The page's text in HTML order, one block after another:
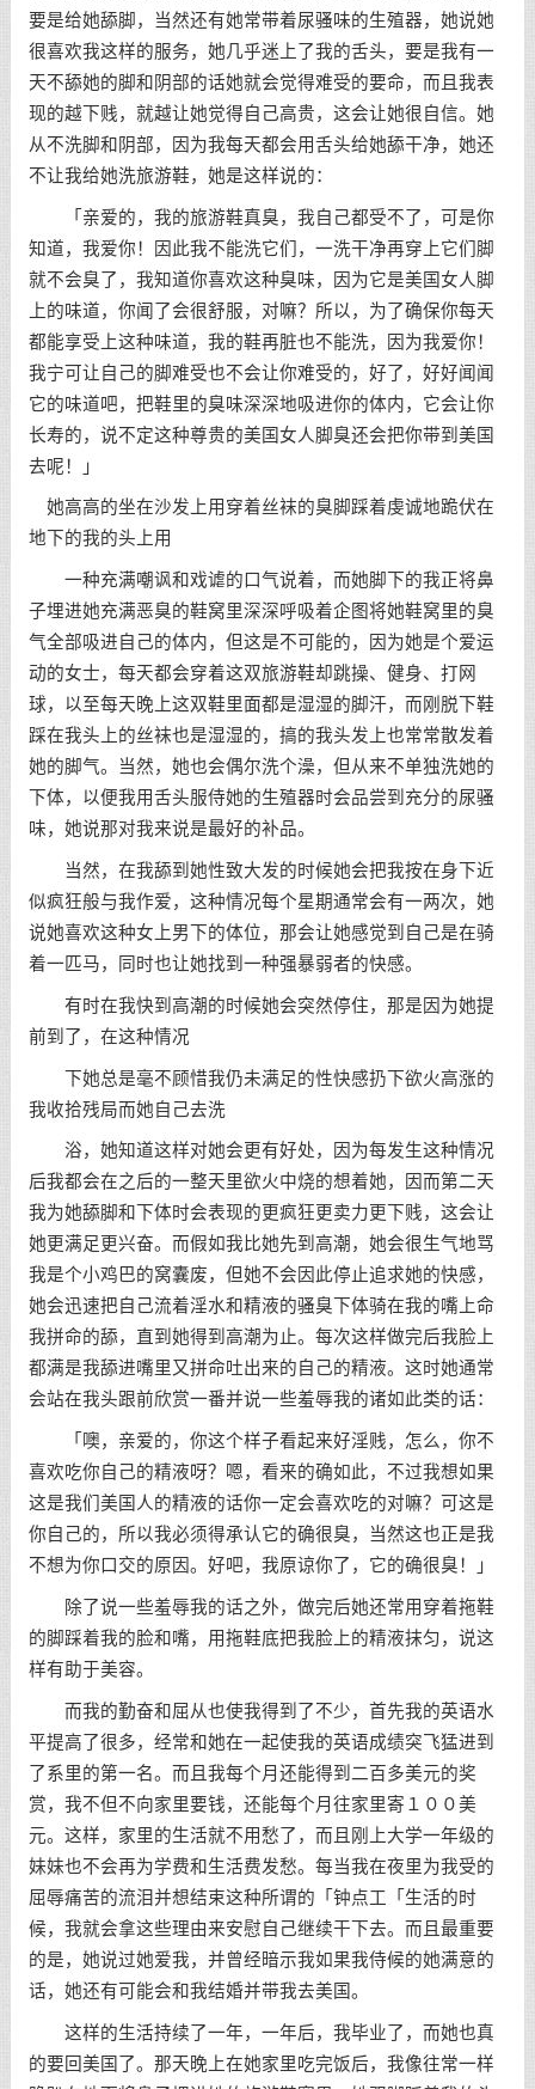
要是给她舔脚，当然还有她常带着尿骚味的生殖器，她说她
很喜欢我这样的服务，她几乎迷上了我的舌头，要是我有一
天不舔她的脚和阴部的话她就会觉得难受的要命，而且我表
现的越下贱，就越让她觉得自己高贵，这会让她很自信。她
从不洗脚和阴部，因为我每天都会用舌头给她舔干净，她还
不让我给她洗旅游鞋，她是这样说的：
「亲爱的，我的旅游鞋真臭，我自己都受不了，可是你
知道，我爱你！因此我不能洗它们，一洗干净再穿上它们脚
就不会臭了，我知道你喜欢这种臭味，因为它是美国女人脚
上的味道，你闻了会很舒服，对嘛？所以，为了确保你每天
都能享受上这种味道，我的鞋再脏也不能洗，因为我爱你！
我宁可让自己的脚难受也不会让你难受的，好了，好好闻闻
它的味道吧，把鞋里的臭味深深地吸进你的体内，它会让你
长寿的，说不定这种尊贵的美国女人脚臭还会把你带到美国
去呢！」
她高高的坐在沙发上用穿着丝袜的臭脚踩着虔诚地跪伏在
地下的我的头上用
一种充满嘲讽和戏谑的口气说着，而她脚下的我正将鼻
子埋进她充满恶臭的鞋窝里深深呼吸着企图将她鞋窝里的臭
气全部吸进自己的体内，但这是不可能的，因为她是个爱运
动的女士，每天都会穿着这双旅游鞋却跳操、健身、打网
球，以至每天晚上这双鞋里面都是湿湿的脚汗，而刚脱下鞋
踩在我头上的丝袜也是湿湿的，搞的我头发上也常常散发着
她的脚气。当然，她也会偶尔洗个澡，但从来不单独洗她的
下体，以便我用舌头服侍她的生殖器时会品尝到充分的尿骚
味，她说那对我来说是最好的补品。
当然，在我舔到她性致大发的时候她会把我按在身下近
似疯狂般与我作爱，这种情况每个星期通常会有一两次，她
说她喜欢这种女上男下的体位，那会让她感觉到自己是在骑
着一匹马，同时也让她找到一种强暴弱者的快感。
有时在我快到高潮的时候她会突然停住，那是因为她提
前到了，在这种情况
下她总是毫不顾惜我仍未满足的性快感扔下欲火高涨的
我收拾残局而她自己去洗
浴，她知道这样对她会更有好处，因为每发生这种情况
后我都会在之后的一整天里欲火中烧的想着她，因而第二天
我为她舔脚和下体时会表现的更疯狂更卖力更下贱，这会让
她更满足更兴奋。而假如我比她先到高潮，她会很生气地骂
我是个小鸡巴的窝囊废，但她不会因此停止追求她的快感，
她会迅速把自己流着淫水和精液的骚臭下体骑在我的嘴上命
我拼命的舔，直到她得到高潮为止。每次这样做完后我脸上
都满是我舔进嘴里又拼命吐出来的自己的精液。这时她通常
会站在我头跟前欣赏一番并说一些羞辱我的诸如此类的话：
「噢，亲爱的，你这个样子看起来好淫贱，怎么，你不
喜欢吃你自己的精液呀？嗯，看来的确如此，不过我想如果
这是我们美国人的精液的话你一定会喜欢吃的对嘛？可这是
你自己的，所以我必须得承认它的确很臭，当然这也正是我
不想为你口交的原因。好吧，我原谅你了，它的确很臭！」
除了说一些羞辱我的话之外，做完后她还常用穿着拖鞋
的脚踩着我的脸和嘴，用拖鞋底把我脸上的精液抹匀，说这
样有助于美容。
而我的勤奋和屈从也使我得到了不少，首先我的英语水
平提高了很多，经常和她在一起使我的英语成绩突飞猛进到
了系里的第一名。而且我每个月还能得到二百多美元的奖
赏，我不但不向家里要钱，还能每个月往家里寄１００美
元。这样，家里的生活就不用愁了，而且刚上大学一年级的
妹妹也不会再为学费和生活费发愁。每当我在夜里为我受的
屈辱痛苦的流泪并想结束这种所谓的「钟点工「生活的时
候，我就会拿这些理由来安慰自己继续干下去。而且最重要
的是，她说过她爱我，并曾经暗示我如果我侍候的她满意的
话，她还有可能会和我结婚并带我去美国。
这样的生活持续了一年，一年后，我毕业了，而她也真
的要回美国了。那天晚上在她家里吃完饭后，我像往常一样